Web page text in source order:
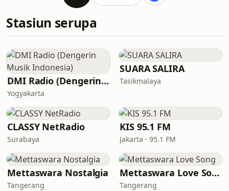
Stasiun serupa
DMI Radio (Dengerin Musik Indonesia)
Yogyakarta
SUARA SALIRA
Tasikmalaya
CLASSY NetRadio
Surabaya
KIS 95.1 FM
Jakarta · 95.1 FM
Mettaswara Nostalgia
Tangerang
Mettaswara Love Song
Tangerang